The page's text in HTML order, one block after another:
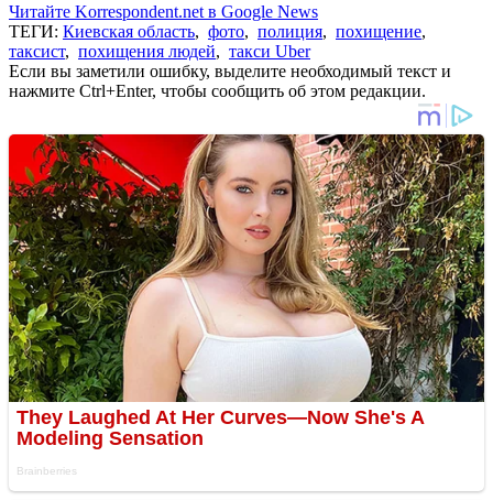
Читайте Korrespondent.net в Google News
ТЕГИ: Киевская область, фото, полиция, похищение,
таксист, похищения людей, такси Uber
Если вы заметили ошибку, выделите необходимый текст и
нажмите Ctrl+Enter, чтобы сообщить об этом редакции.